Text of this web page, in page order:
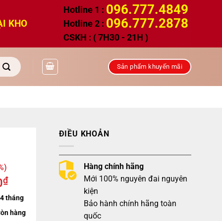
KHO
Hotline 1 : 096.777.4849
Hotline 2 : 096.777.2878
CSKH : ( 7H30 - 21H )
Sản phẩm khuyến mãi
₫
tháng
hàng
ĐIỀU KHOẢN
Hàng chính hãng
Mới 100% nguyên đai nguyên
kiện
Bảo hành chính hãng toàn
quốc